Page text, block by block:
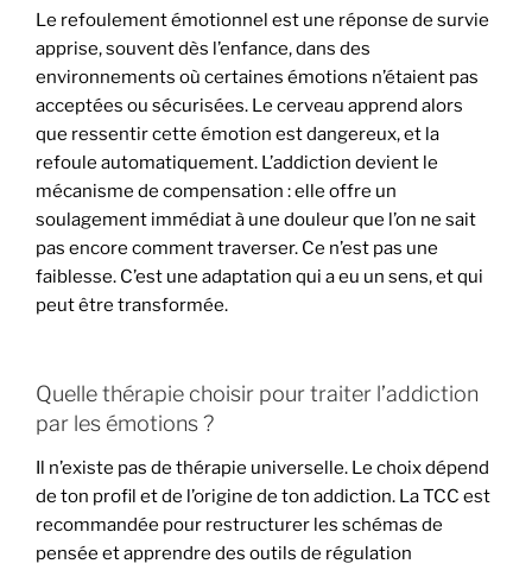
Le refoulement émotionnel est une réponse de survie
apprise, souvent dès l’enfance, dans des
environnements où certaines émotions n’étaient pas
acceptées ou sécurisées. Le cerveau apprend alors
que ressentir cette émotion est dangereux, et la
refoule automatiquement. L’addiction devient le
mécanisme de compensation : elle offre un
soulagement immédiat à une douleur que l’on ne sait
pas encore comment traverser. Ce n’est pas une
faiblesse. C’est une adaptation qui a eu un sens, et qui
peut être transformée.
Quelle thérapie choisir pour traiter l’addiction
par les émotions ?
Il n’existe pas de thérapie universelle. Le choix dépend
de ton profil et de l’origine de ton addiction. La TCC est
recommandée pour restructurer les schémas de
pensée et apprendre des outils de régulation